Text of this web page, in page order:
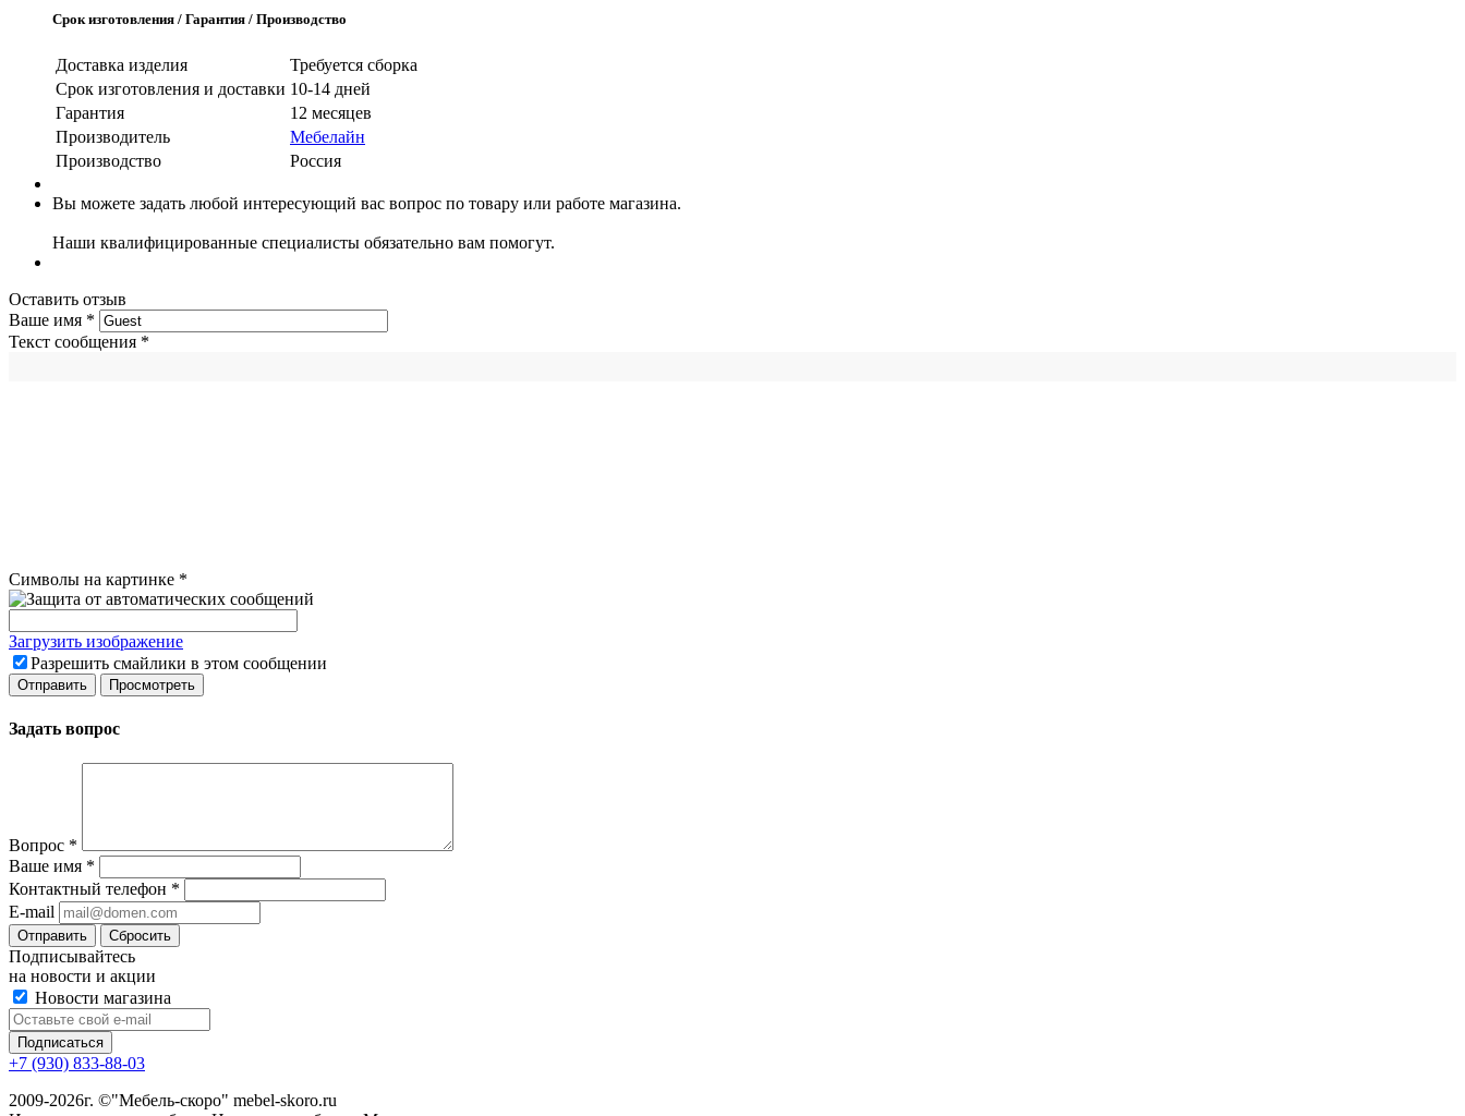
Срок изготовления / Гарантия / Производство
Доставка изделия
Требуется сборка
Срок изготовления и доставки 10-14 дней
Гарантия
12 месяцев
Производитель
Мебелайн
Производство
Россия
Вы можете задать любой интересующий вас вопрос по товару или работе магазина.
Наши квалифицированные специалисты обязательно вам помогут.
Оставить отзыв
Ваше имя *
Текст сообщения *
Символы на картинке *
Загрузить изображение
Разрешить смайлики в этом сообщении
Задать вопрос
Вопрос *
Ваше имя *
Контактный телефон *
E-mail
Сбросить
Подписывайтесь
на новости и акции
Новости магазина
+7 (930) 833-88-03
2009-2026г. ©"Мебель-скоро" mebel-skoro.ru